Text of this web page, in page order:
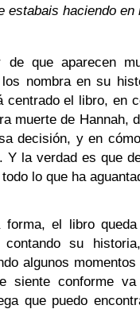
estabais haciendo en
de que aparecen
los nombra en su
centrado el libro, en
muerte de Hannah,
decisión, y en
Y la verdad es que
lo que ha
forma, el libro
contando su
algunos
siente conforme
que puedo